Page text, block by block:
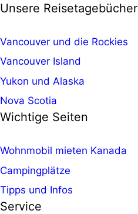
Unsere Reisetagebücher
Vancouver und die Rockies
Vancouver Island
Yukon und Alaska
Nova Scotia
Wichtige Seiten
Wohnmobil mieten Kanada
Campingplätze
Tipps und Infos
Service